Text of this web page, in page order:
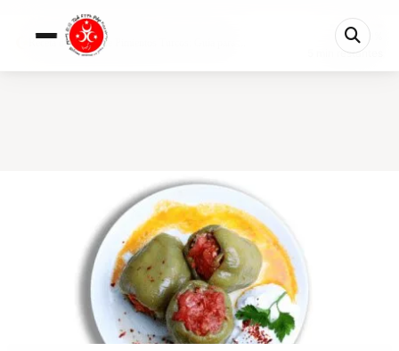
Receta de Dolma de Pimientos Turcos: Guía para ...
5 min restantes